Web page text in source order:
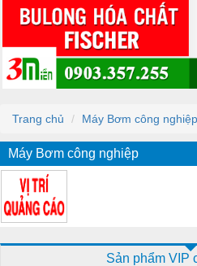
Trang chủ Máy Bơm công nghiệp
Máy Bơm công nghiệp
Sản phẩm VIP